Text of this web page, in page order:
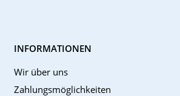
INFORMATIONEN
Wir über uns
Zahlungsmöglichkeiten